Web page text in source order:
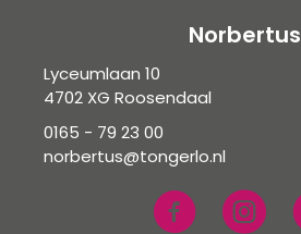
Norbertus
Lyceumlaan 10
4702 XG Roosendaal
0165 - 79 23 00
norbertus@tongerlo.nl